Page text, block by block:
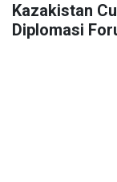
Kazakistan
Diplomasi